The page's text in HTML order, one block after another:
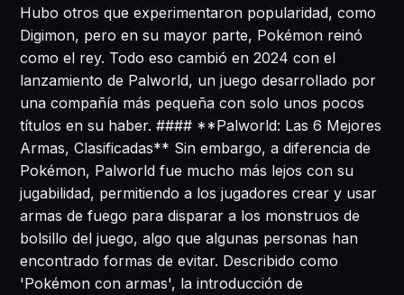
Hubo otros que experimentaron popularidad, como
Digimon, pero en su mayor parte, Pokémon reinó
como el rey. Todo eso cambió en 2024 con el
lanzamiento de Palworld, un juego desarrollado por
una compañía más pequeña con solo unos pocos
títulos en su haber. #### **Palworld: Las 6 Mejores
Armas, Clasificadas** Sin embargo, a diferencia de
Pokémon, Palworld fue mucho más lejos con su
jugabilidad, permitiendo a los jugadores crear y usar
armas de fuego para disparar a los monstruos de
bolsillo del juego, algo que algunas personas han
encontrado formas de evitar. Describido como
'Pokémon con armas', la introducción de